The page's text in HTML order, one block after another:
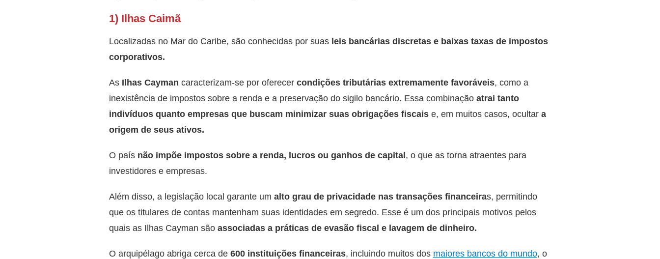
1) Ilhas Caimã
Localizadas no Mar do Caribe, são conhecidas por suas leis bancárias discretas e baixas taxas de impostos
corporativos.
As Ilhas Cayman caracterizam-se por oferecer condições tributárias extremamente favoráveis, como a
inexistência de impostos sobre a renda e a preservação do sigilo bancário. Essa combinação atrai tanto
indivíduos quanto empresas que buscam minimizar suas obrigações fiscais e, em muitos casos, ocultar a
origem de seus ativos.
O país não impõe impostos sobre a renda, lucros ou ganhos de capital, o que as torna atraentes para
investidores e empresas.
Além disso, a legislação local garante um alto grau de privacidade nas transações financeiras, permitindo
que os titulares de contas mantenham suas identidades em segredo. Esse é um dos principais motivos pelos
quais as Ilhas Cayman são associadas a práticas de evasão fiscal e lavagem de dinheiro.
O arquipélago abriga cerca de 600 instituições financeiras, incluindo muitos dos maiores bancos do mundo, o